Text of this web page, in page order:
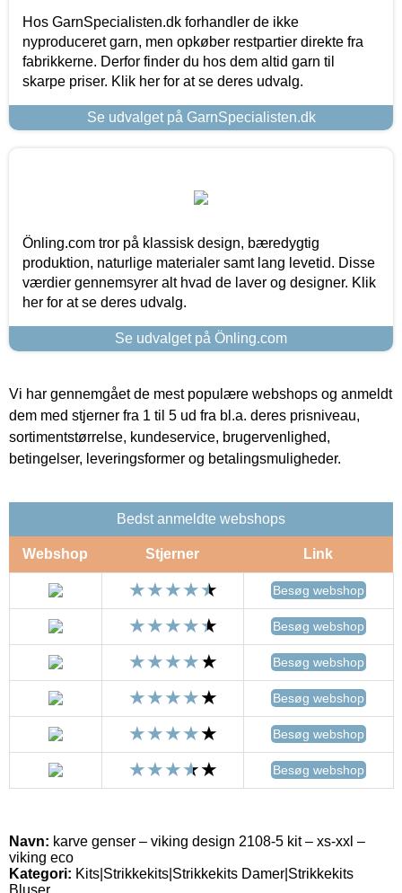
Hos GarnSpecialisten.dk forhandler de ikke
nyproduceret garn, men opkøber restpartier direkte fra
fabrikkerne. Derfor finder du hos dem altid garn til
skarpe priser. Klik her for at se deres udvalg.
Se udvalget på GarnSpecialisten.dk
Önling.com tror på klassisk design, bæredygtig
produktion, naturlige materialer samt lang levetid. Disse
værdier gennemsyrer alt hvad de laver og designer. Klik
her for at se deres udvalg.
Se udvalget på Önling.com
Vi har gennemgået de mest populære webshops og anmeldt
dem med stjerner fra 1 til 5 ud fra bl.a. deres prisniveau,
sortimentstørrelse, kundeservice, brugervenlighed,
betingelser, leveringsformer og betalingsmuligheder.
Bedst anmeldte webshops
Webshop Stjerner Link
Besøg webshop
Besøg webshop
Besøg webshop
Besøg webshop
Besøg webshop
Besøg webshop
Navn: karve genser – viking design 2108-5 kit – xs-xxl –
viking eco
Kategori: Kits|Strikkekits|Strikkekits Damer|Strikkekits
Bluser